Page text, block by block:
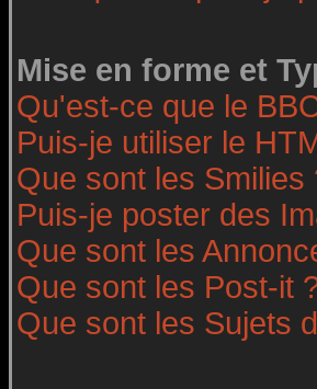
Mise en forme et
Qu'est-ce que le
Puis-je utiliser le
Que sont les Smilies
Puis-je poster des
Que sont les
Que sont les Post-it
Que sont les Sujets